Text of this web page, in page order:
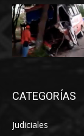
CATEGORÍAS
Judiciales